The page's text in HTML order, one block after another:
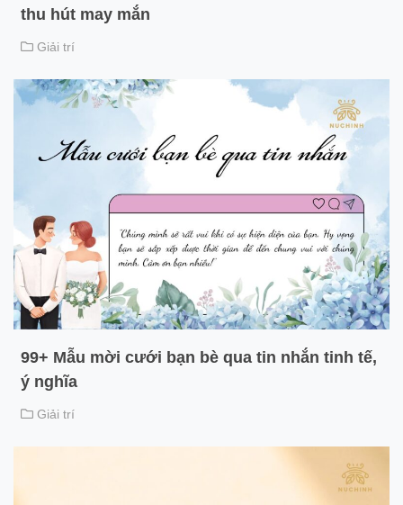
thu hút may mắn
Giải trí
99+ Mẫu mời cưới bạn bè qua tin nhắn tinh tế,
ý nghĩa
Giải trí